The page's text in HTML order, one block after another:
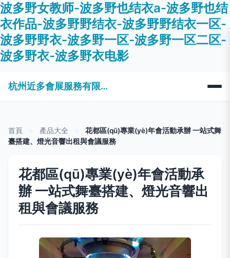
波多野女教师-波多野也结衣a-波多野也结
衣作品-波多野野结衣-波多野野结衣一区-
波多野野衣-波多野一区-波多野一区二区-
波多野衣-波多野衣电影
杭州近多會展服務有限公司
首頁 產品大全
花都區(qū)專業(yè)年會活動承辦 一站式舞
臺搭建、燈光音響出租與會議服務
花都區(qū)專業(yè)年會活動承
辦 一站式舞臺搭建、燈光音響出
租與會議服務